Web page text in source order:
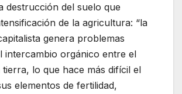
destrucción del suelo que
de la agricultura: “la
genera problemas
intercambio orgánico entre el
lo que hace más difícil el
elementos de fertilidad,